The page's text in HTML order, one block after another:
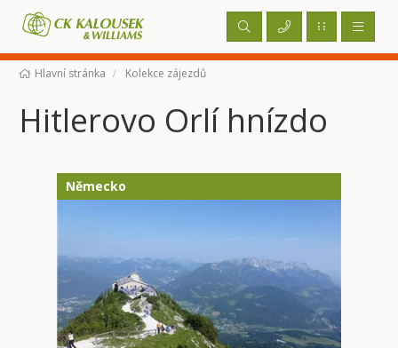
Hlavní stránka Kolekce zájezdů
Hitlerovo Orlí hnízdo
Německo